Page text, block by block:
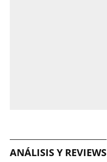
ANÁLISIS Y REVIEWS